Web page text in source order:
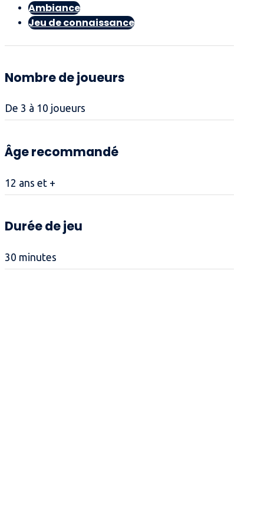
Ambiance
Jeu de connaissance
Nombre de joueurs
De 3 à 10 joueurs
Âge recommandé
12 ans et +
Durée de jeu
30 minutes